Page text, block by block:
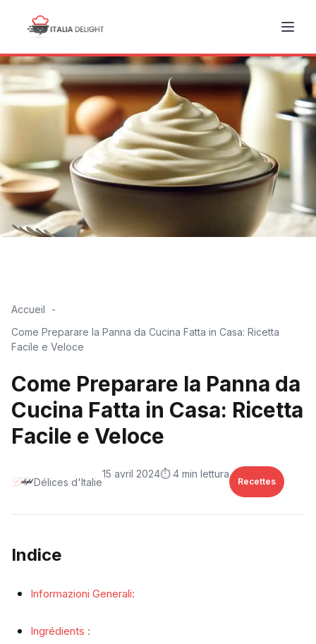
Accueil
Come Preparare la Panna da Cucina Fatta in Casa: Ricetta
Facile e Veloce
Come Preparare la Panna da
Cucina Fatta in Casa: Ricetta
Facile e Veloce
Délices d'Italie
15 avril 2024⏱️ 4 min lettura
Recettes
Indice
Informazioni Generali:
Ingrédients :